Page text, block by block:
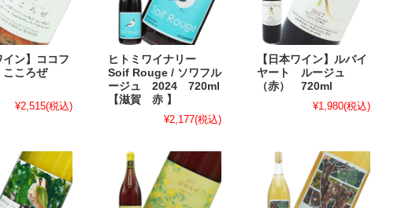
イン】ココフ
ころぜ
¥2,515(税込)
ヒトミワイナリー
Soif Rouge / ソワフル
ージュ 2024 720ml
【滋賀 赤 】
¥2,177(税込)
【日本ワイン】ルバイ
ヤート ルージュ
（赤） 720ml
¥1,980(税込)